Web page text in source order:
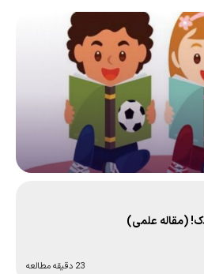
(مقاله علمی)
23 دقیقه مطالعه